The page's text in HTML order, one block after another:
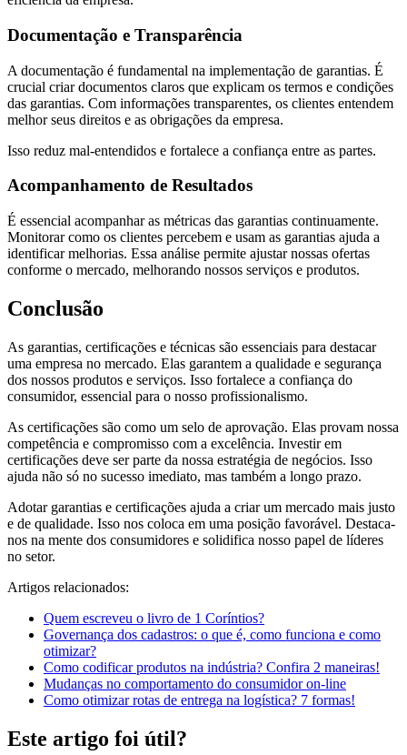
Documentação e Transparência
A documentação é fundamental na implementação de garantias. É
crucial criar documentos claros que explicam os termos e condições
das garantias. Com informações transparentes, os clientes entendem
melhor seus direitos e as obrigações da empresa.
Isso reduz mal-entendidos e fortalece a confiança entre as partes.
Acompanhamento de Resultados
É essencial acompanhar as métricas das garantias continuamente.
Monitorar como os clientes percebem e usam as garantias ajuda a
identificar melhorias. Essa análise permite ajustar nossas ofertas
conforme o mercado, melhorando nossos serviços e produtos.
Conclusão
As garantias, certificações e técnicas são essenciais para destacar
uma empresa no mercado. Elas garantem a qualidade e segurança
dos nossos produtos e serviços. Isso fortalece a confiança do
consumidor, essencial para o nosso profissionalismo.
As certificações são como um selo de aprovação. Elas provam nossa
competência e compromisso com a excelência. Investir em
certificações deve ser parte da nossa estratégia de negócios. Isso
ajuda não só no sucesso imediato, mas também a longo prazo.
Adotar garantias e certificações ajuda a criar um mercado mais justo
e de qualidade. Isso nos coloca em uma posição favorável. Destaca-
nos na mente dos consumidores e solidifica nosso papel de líderes
no setor.
Artigos relacionados:
Quem escreveu o livro de 1 Coríntios?
Governança dos cadastros: o que é, como funciona e como
otimizar?
Como codificar produtos na indústria? Confira 2 maneiras!
Mudanças no comportamento do consumidor on-line
Como otimizar rotas de entrega na logística? 7 formas!
Este artigo foi útil?